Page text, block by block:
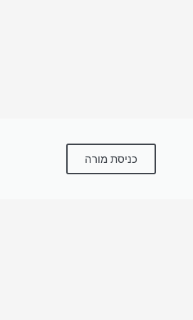
כניסת מורה